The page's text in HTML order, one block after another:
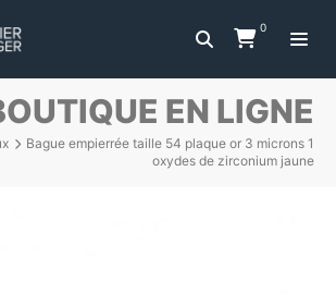
0
EN LIGNE
Bague empierrée taille 54 plaque or 3 microns 1
oxydes de zirconium jaune